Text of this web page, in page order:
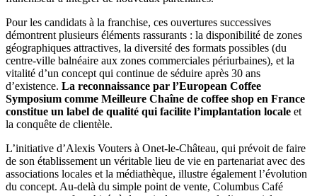
Pour les candidats à la franchise, ces ouvertures successives
démontrent plusieurs éléments rassurants : la disponibilité de zones
géographiques attractives, la diversité des formats possibles (du
centre-ville balnéaire aux zones commerciales périurbaines), et la
vitalité d’un concept qui continue de séduire après 30 ans
d’existence. La reconnaissance par l’European Coffee
Symposium comme Meilleure Chaîne de coffee shop en France
constitue un label de qualité qui facilite l’implantation locale et
la conquête de clientèle.
L’initiative d’Alexis Vouters à Onet-le-Château, qui prévoit de faire
de son établissement un véritable lieu de vie en partenariat avec des
associations locales et la médiathèque, illustre également l’évolution
du concept. Au-delà du simple point de vente, Columbus Café